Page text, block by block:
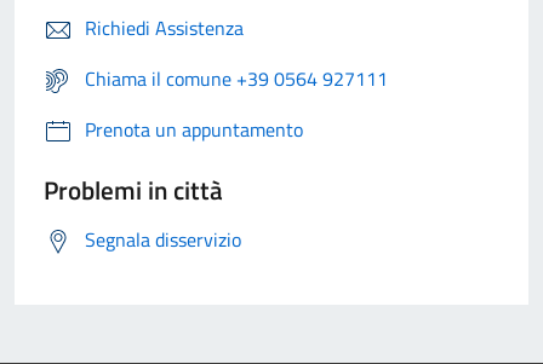
Richiedi Assistenza
Chiama il comune +39 0564 927111
Prenota un appuntamento
Problemi in città
Segnala disservizio